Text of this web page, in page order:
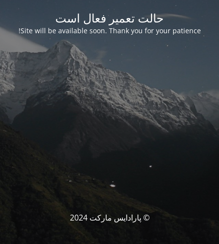
حالت تعمیر فعال است
Site will be available soon. Thank you for your patience!
© پارادایس مارکت 2024